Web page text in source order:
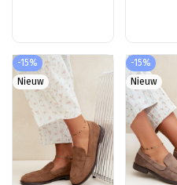
-15%
Nieuw
-15%
Nieuw